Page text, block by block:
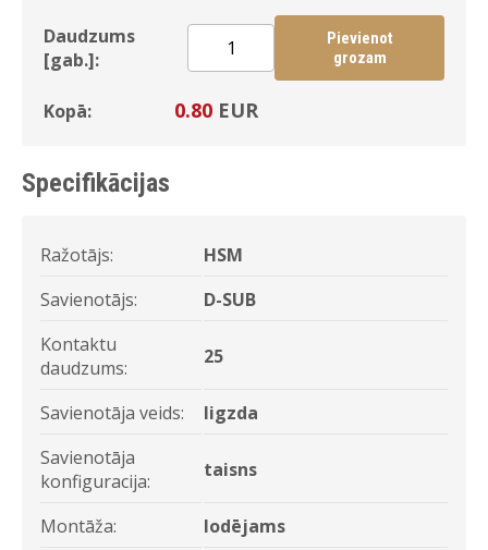
Daudzums
[gab.]:
Pievienot
grozam
Kopā: 0.80 EUR
Specifikācijas
Ražotājs:
HSM
Savienotājs:
D-SUB
Kontaktu
daudzums:
25
Savienotāja veids:
ligzda
Savienotāja
konfiguracija:
taisns
Montāža: lodējams